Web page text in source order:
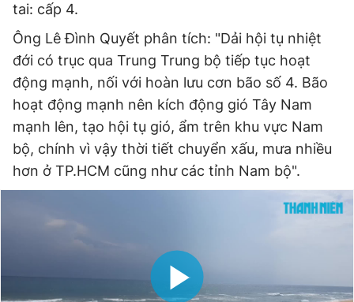
tai: cấp 4.
Ông Lê Đình Quyết phân tích: "Dải hội tụ nhiệt
đới có trục qua Trung Trung bộ tiếp tục hoạt
động mạnh, nối với hoàn lưu cơn bão số 4. Bão
hoạt động mạnh nên kích động gió Tây Nam
mạnh lên, tạo hội tụ gió, ẩm trên khu vực Nam
bộ, chính vì vậy thời tiết chuyển xấu, mưa nhiều
hơn ở TP.HCM cũng như các tỉnh Nam bộ".